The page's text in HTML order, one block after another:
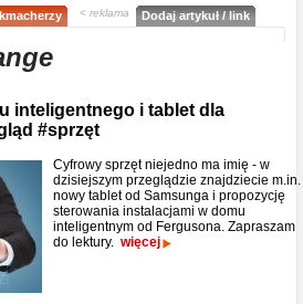
< reklama Dodaj artykuł / link
inteligentnego i tablet dla
#sprzęt
Cyfrowy sprzęt niejedno ma imię - w
dzisiejszym przeglądzie znajdziecie m.in.
nowy tablet od Samsunga i propozycję
sterowania instalacjami w domu
inteligentnym od Fergusona. Zapraszam
do lektury. więcej